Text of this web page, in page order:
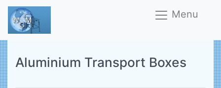
Menu
Aluminium Transport Boxes